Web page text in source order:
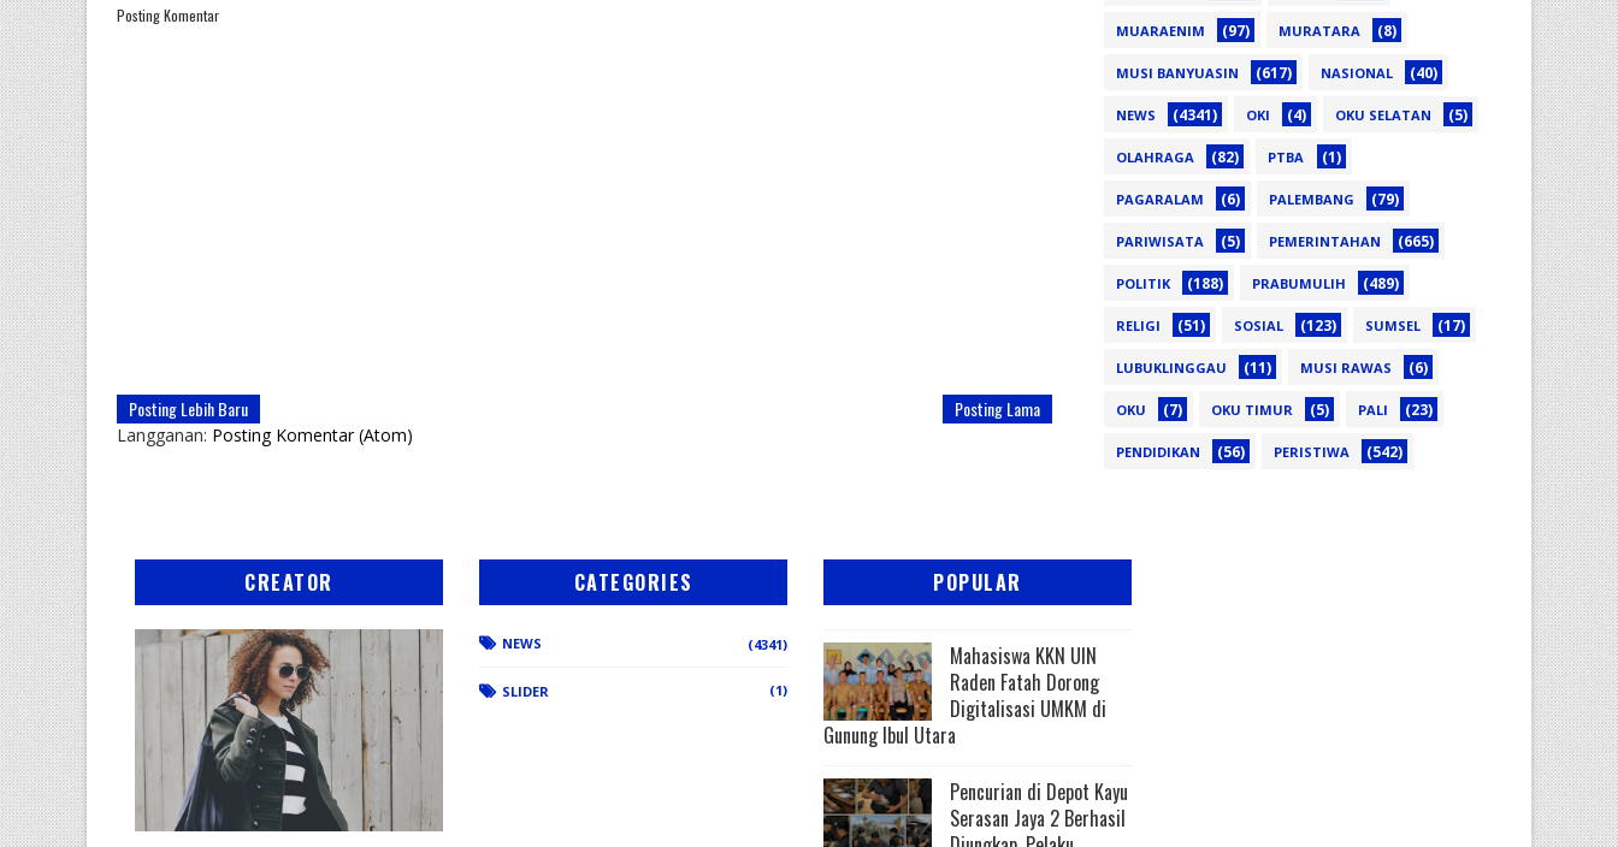
Posting Komentar
Posting Lebih Baru Posting Lama
Langganan: Posting Komentar (Atom)
MUARAENIM (97) MURATARA (8)
MUSI BANYUASIN (617) NASIONAL (40)
NEWS (4341) OKI (4) OKU SELATAN (5)
OLAHRAGA (82) PTBA (1)
PAGARALAM (6) PALEMBANG (79)
PARIWISATA (5) PEMERINTAHAN (665)
POLITIK (188) PRABUMULIH (489)
RELIGI (51) SOSIAL (123) SUMSEL (17)
LUBUKLINGGAU (11) MUSI RAWAS (6)
OKU (7) OKU TIMUR (5) PALI (23)
PENDIDIKAN (56) PERISTIWA (542)
CREATOR CATEGORIES
NEWS (4341)
SLIDER (1)
POPULAR
Mahasiswa KKN UIN
Raden Fatah Dorong
Digitalisasi UMKM di
Gunung Ibul Utara
Pencurian di Depot Kayu
Serasan Jaya 2 Berhasil